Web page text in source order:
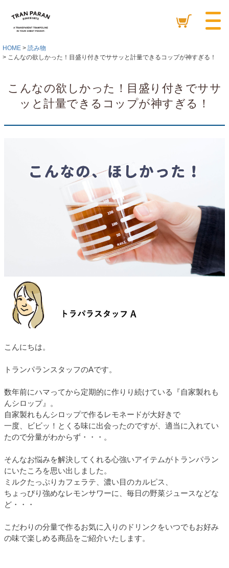
HOME
読み物
こんなの欲しかった！目盛り付きでササッと計量できるコップが神すぎる！
こんなの欲しかった！目盛り付きでササ
ッと計量できるコップが神すぎる！
こんにちは。
トランパランスタッフのAです。
数年前にハマってから定期的に作りり続けている『自家製れも
んシロップ』。
自家製れもんシロップで作るレモネードが大好きで
一度、ビビッ！とくる味に出会ったのですが、適当に入れてい
たので分量がわからず・・・。
そんなお悩みを解決してくれる心強いアイテムがトランパラン
にいたころを思い出しました。
ミルクたっぷりカフェラテ、濃い目のカルピス、
ちょっぴり強めなレモンサワーに、毎日の野菜ジュースなどな
ど・・・
こだわりの分量で作るお気に入りのドリンクをいつでもお好み
の味で楽しめる商品をご紹介いたします。